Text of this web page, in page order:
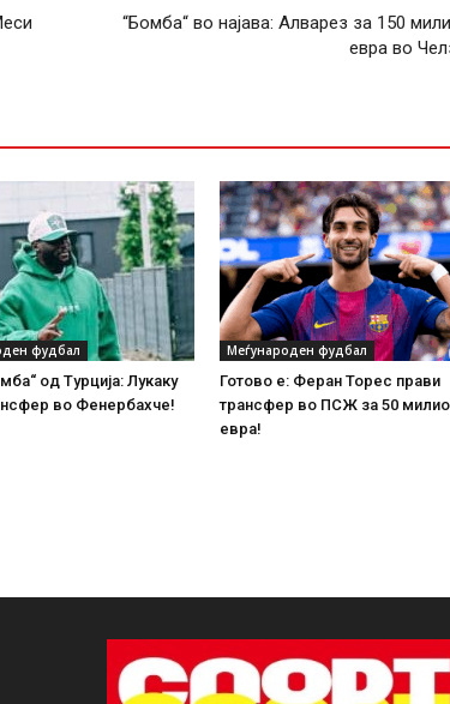
“Бомба“ во најава: Алварез за 150
евра во
фудбал
од Турција: Лукаку
во Фенербахче!
Меѓународен фудбал
Готово е: Феран Торес прави
трансфер во ПСЖ за 50
евра!